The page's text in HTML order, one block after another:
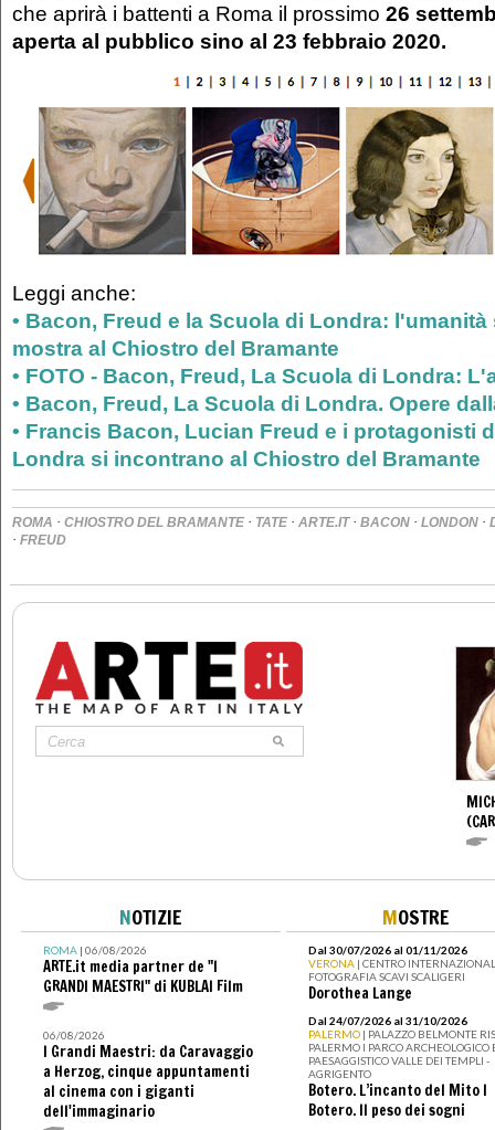
che aprirà i battenti a Roma il prossimo 26
aperta al pubblico sino al 23 febbraio 2020.
Leggi anche:
• Bacon, Freud e la Scuola di Londra:
mostra al Chiostro del Bramante
• FOTO - Bacon, Freud, La Scuola di Londra:
• Bacon, Freud, La Scuola di Londra. Opere
• Francis Bacon, Lucian Freud e i protagonisti
Londra si incontrano al Chiostro del Bramante
ROMA · CHIOSTRO DEL BRAMANTE · TATE · ARTE.IT· BACON · LONDON ·
· FREUD
NOTIZIE
ROMA| 06/08/2026
ARTE.it media partner de "I
GRANDI MAESTRI" di KUBLAI Film
06/08/2026
I Grandi Maestri: da Caravaggio
a Herzog, cinque appuntamenti
al cinema con i giganti
dell'immaginario
MOSTRE
Dal 30/07/2026 al 01/11/2026
VERONA | CENTRO
FOTOGRAFIA SCAVI SCALIGERI
Dorothea Lange
Dal 24/07/2026 al 31/10/2026
PALERMO | PALAZZO BELMONTE
PALERMO I PARCO ARCHEOLOGICO
PAESAGGISTICO VALLE DEI TEMPLI -
AGRIGENTO
Botero. L’incanto del Mito I
Botero. Il peso dei sogni